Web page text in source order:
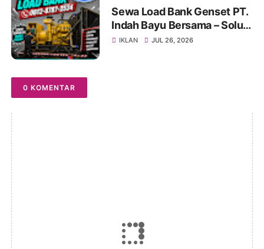
Sewa Load Bank Genset PT.
Indah Bayu Bersama – Solusi
Profesional untuk Pengujian
IKLAN JUL 26, 2026
0 KOMENTAR